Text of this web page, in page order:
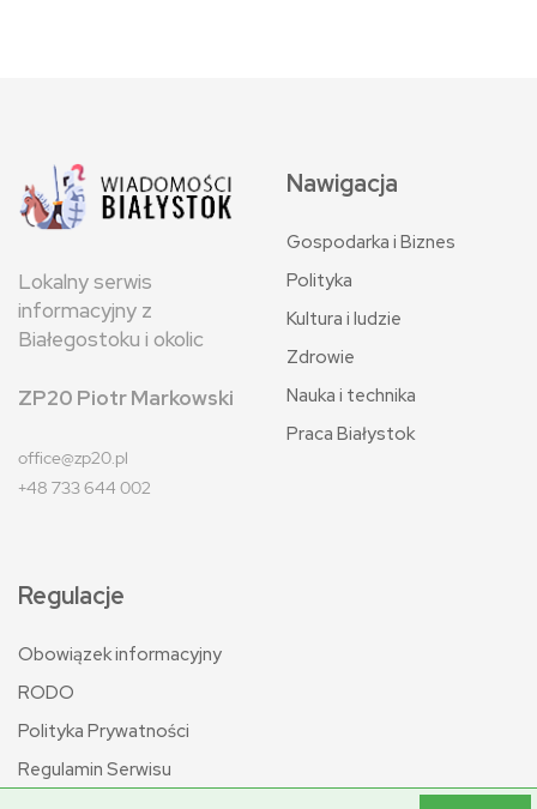
Lokalny serwis
informacyjny z
Białegostoku i okolic
ZP20 Piotr Markowski
office@zp20.pl
+48 733 644 002
Nawigacja
Gospodarka i Biznes
Polityka
Kultura i ludzie
Zdrowie
Nauka i technika
Praca Białystok
Regulacje
Obowiązek informacyjny
RODO
Polityka Prywatności
Regulamin Serwisu